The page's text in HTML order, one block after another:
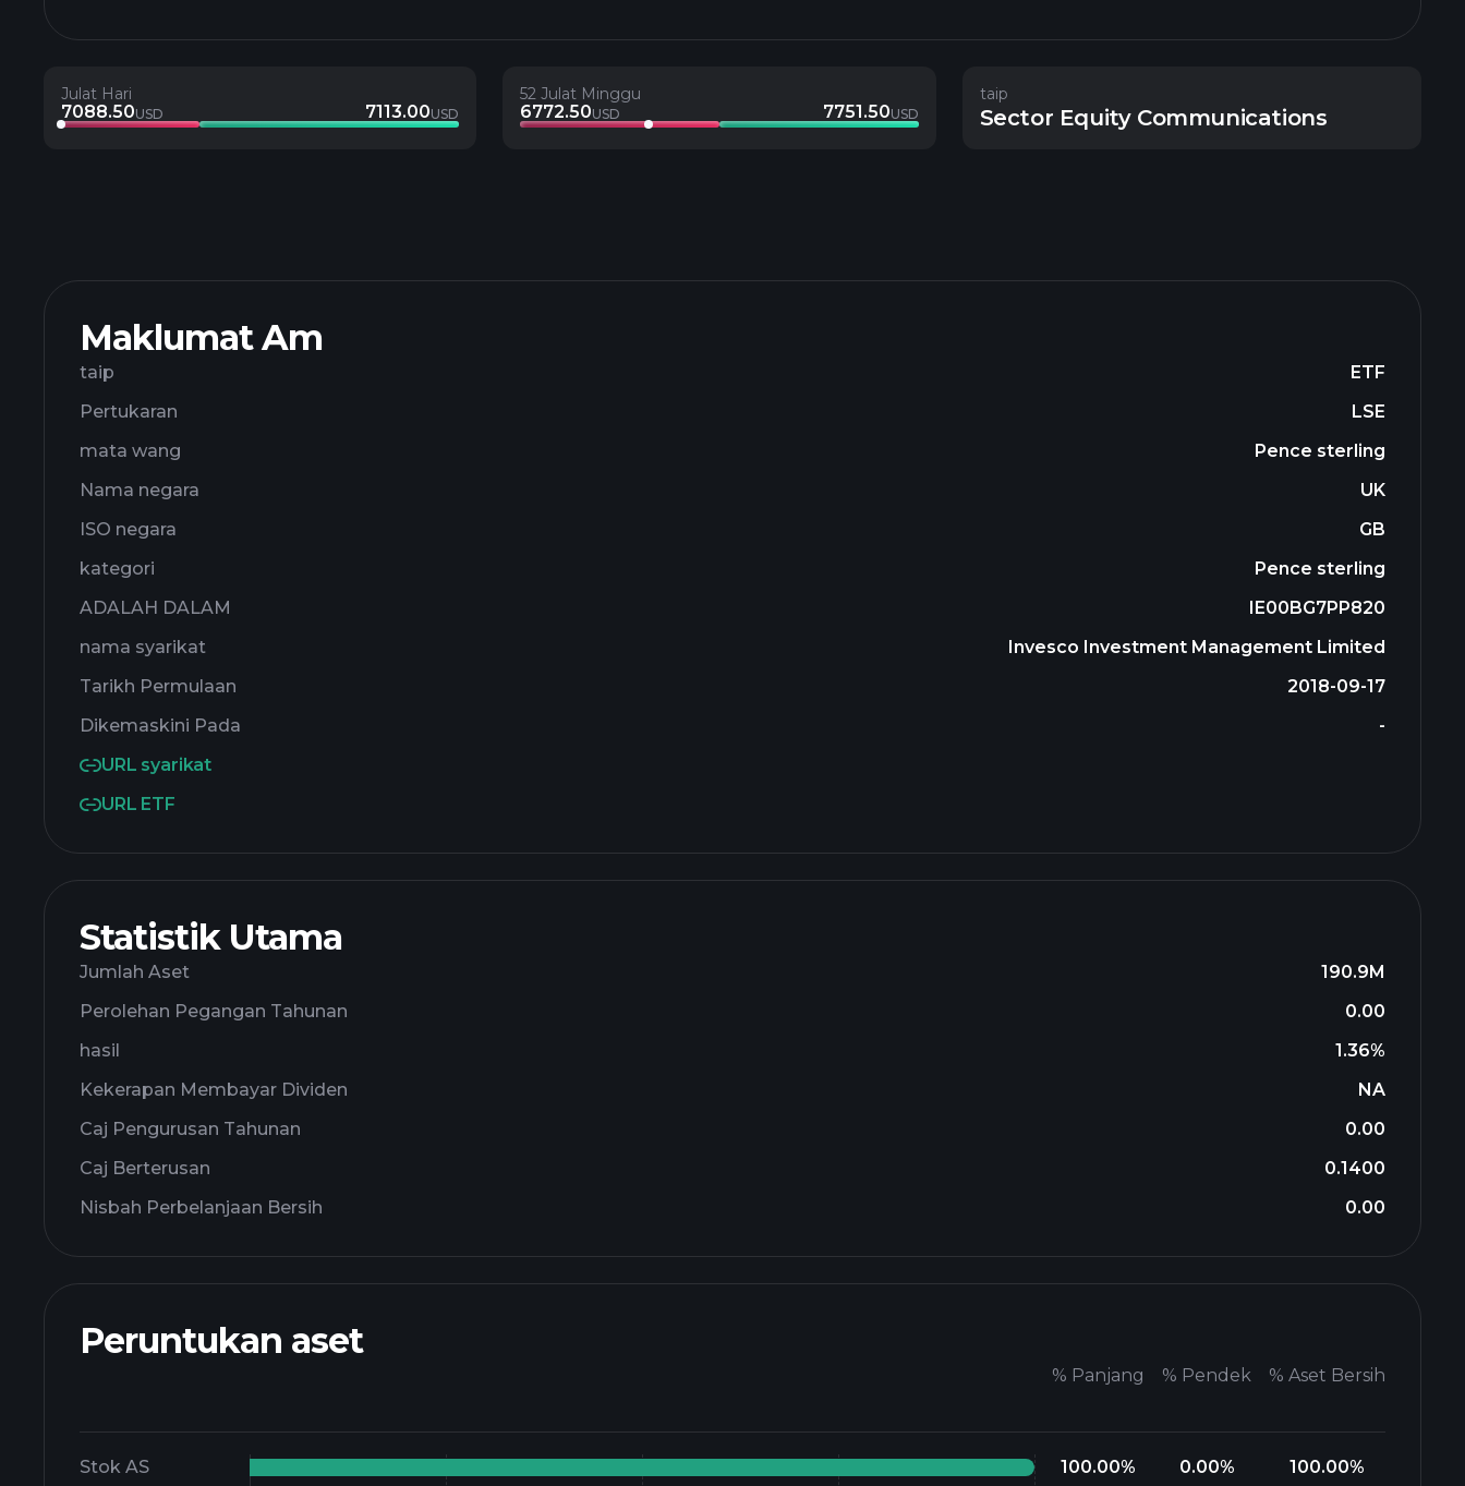
Julat Hari
7088.50USD 7113.00USD
52 Julat Minggu
6772.50USD 7751.50USD
taip
Sector Equity Communications
Maklumat Am
taip
ETF
Pertukaran
LSE
mata wang
Pence sterling
Nama negara
UK
ISO negara
GB
kategori
Pence sterling
ADALAH DALAM
IE00BG7PP820
nama syarikat
Invesco Investment Management Limited
Tarikh Permulaan
2018-09-17
Dikemaskini Pada
-
URL syarikat
URL ETF
Statistik Utama
Jumlah Aset
190.9M
Perolehan Pegangan Tahunan
0.00
hasil
1.36%
Kekerapan Membayar Dividen
NA
Caj Pengurusan Tahunan
0.00
Caj Berterusan
0.1400
Nisbah Perbelanjaan Bersih
0.00
Peruntukan aset
% Panjang % Pendek % Aset Bersih
Stok AS 100.00% 0.00% 100.00%